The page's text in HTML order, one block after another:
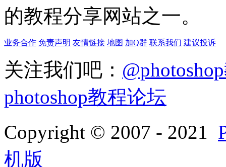
的教程分享网站之一。
业务合作 免责声明 友情链接 地图 加Q群 联系我们 建议投诉
关注我们吧：
photoshop教程论坛
Copyright © 2007 - 2021
机版